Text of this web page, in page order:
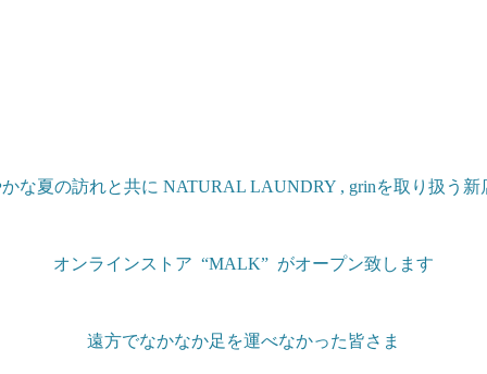
な夏の訪れと共に NATURAL LAUNDRY , grinを取り扱う
オンラインストア “MALK” がオープン致します
遠方でなかなか足を運べなかった皆さま